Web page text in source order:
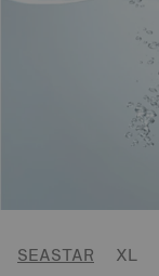
SEASTAR XL